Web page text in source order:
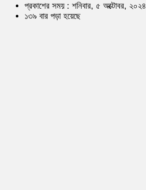
প্রকাশের সময় : শনিবার, ৫ অক্টোবর, ২০২৪
১৩৯ বার পড়া হয়েছে